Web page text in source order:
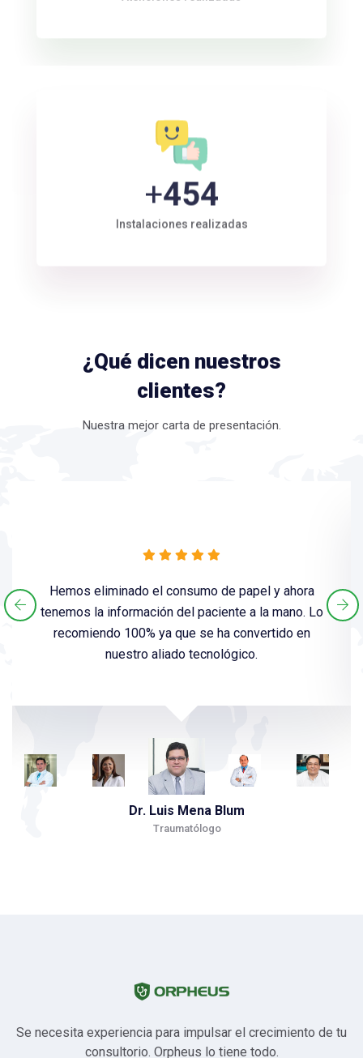
+522
Instalaciones realizadas
¿Qué dicen nuestros
clientes?
Nuestra mejor carta de presentación.
Hemos eliminado el consumo de papel y ahora
tenemos la información del paciente a la mano. Lo
recomiendo 100% ya que se ha convertido en
nuestro aliado tecnológico.
Dr. Luis Mena Blum
Traumatólogo
Se necesita experiencia para impulsar el crecimiento de tu
consultorio. Orpheus lo tiene todo.